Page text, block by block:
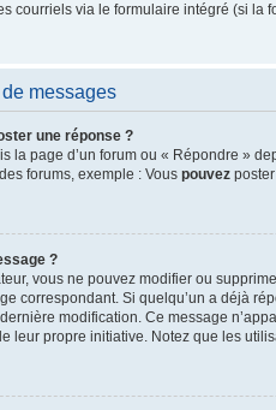
courriels via le formulaire intégré (si
messages
une réponse ?
la page d’un forum ou « Répondre »
forums, exemple : Vous pouvez
?
vous ne pouvez modifier ou
correspondant. Si quelqu’un a déjà
modification. Ce message
leur propre initiative. Notez que les